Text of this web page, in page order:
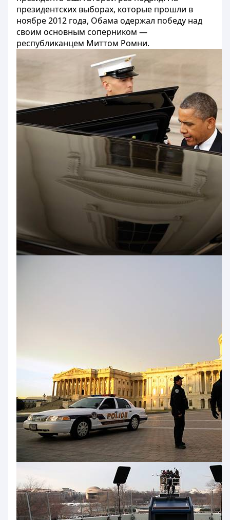
президентских выборах, которые прошли в
ноябре 2012 года, Обама одержал победу над
своим основным соперником —
республиканцем Миттом Ромни.